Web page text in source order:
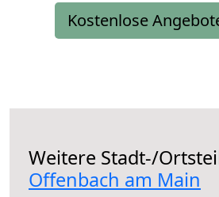
Kostenlose
Weitere Stadt-/
Offenbach am Main